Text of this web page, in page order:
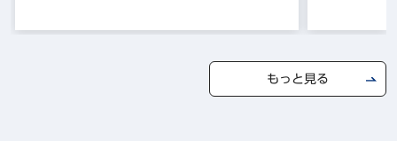
もっと見る